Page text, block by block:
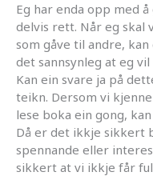
Eg har enda opp med
delvis rett. Når eg skal
som gåve til andre,
det sannsynleg at eg
Kan ein svare ja på
teikn. Dersom vi
lese boka ein gong,
Då er det ikkje sikkert
spennande eller
sikkert at vi ikkje får